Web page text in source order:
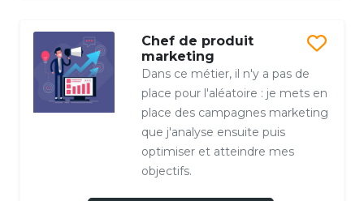
Chef de produit
marketing
Dans ce métier, il n'y a pas de
place pour l'aléatoire : je mets en
place des campagnes marketing
que j'analyse ensuite puis
optimiser et atteindre mes
objectifs.